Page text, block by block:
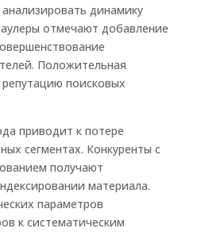
динамику
отмечают добавление
Положительная
поисковых
приводит к потере
сегментах. Конкуренты с
получают
материала.
параметров
к систематическим